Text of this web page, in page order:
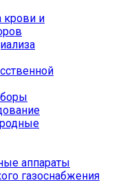
крови и
аппараты
газоснабжения